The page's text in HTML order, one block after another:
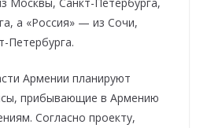
а «Россия» — из Сочи,
Петербурга.
Армении планируют
прибывающие в Армению
Согласно проекту,